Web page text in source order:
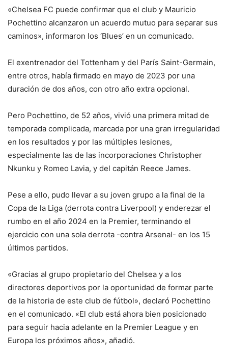
«Chelsea FC puede confirmar que el club y Mauricio
Pochettino alcanzaron un acuerdo mutuo para separar sus
caminos», informaron los ‘Blues’ en un comunicado.
El exentrenador del Tottenham y del París Saint-Germain,
entre otros, había firmado en mayo de 2023 por una
duración de dos años, con otro año extra opcional.
Pero Pochettino, de 52 años, vivió una primera mitad de
temporada complicada, marcada por una gran irregularidad
en los resultados y por las múltiples lesiones,
especialmente las de las incorporaciones Christopher
Nkunku y Romeo Lavia, y del capitán Reece James.
Pese a ello, pudo llevar a su joven grupo a la final de la
Copa de la Liga (derrota contra Liverpool) y enderezar el
rumbo en el año 2024 en la Premier, terminando el
ejercicio con una sola derrota -contra Arsenal- en los 15
últimos partidos.
«Gracias al grupo propietario del Chelsea y a los
directores deportivos por la oportunidad de formar parte
de la historia de este club de fútbol», declaró Pochettino
en el comunicado. «El club está ahora bien posicionado
para seguir hacia adelante en la Premier League y en
Europa los próximos años», añadió.